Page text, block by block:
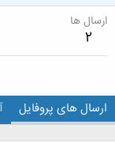
ارسال ها
2
ارسال های پروفایل